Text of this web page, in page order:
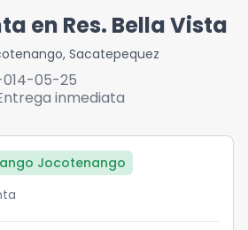
en Res. Bella Vista
, Sacatepequez
014-05-25
inmediata
Jocotenango